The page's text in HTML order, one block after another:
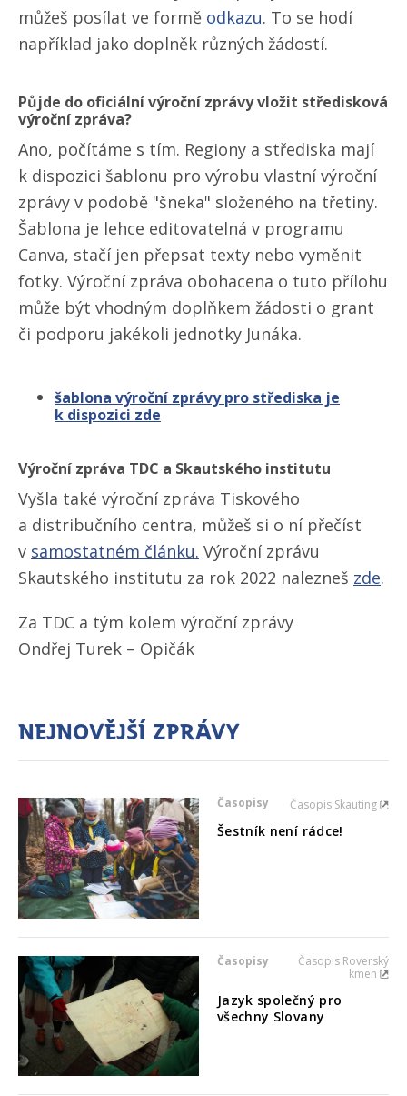
můžeš posílat ve formě odkazu. To se hodí
například jako doplněk různých žádostí.
Půjde do oficiální výroční zprávy vložit středisková
výroční zpráva?
Ano, počítáme s tím. Regiony a střediska mají
k dispozici šablonu pro výrobu vlastní výroční
zprávy v podobě "šneka" složeného na třetiny.
Šablona je lehce editovatelná v programu
Canva, stačí jen přepsat texty nebo vyměnit
fotky. Výroční zpráva obohacena o tuto přílohu
může být vhodným doplňkem žádosti o grant
či podporu jakékoli jednotky Junáka.
šablona výroční zprávy pro střediska je
k dispozici zde
Výroční zpráva TDC a Skautského institutu
Vyšla také výroční zpráva Tiskového
a distribučního centra, můžeš si o ní přečíst
v samostatném článku. Výroční zprávu
Skautského institutu za rok 2022 nalezneš zde.
Za TDC a tým kolem výroční zprávy
Ondřej Turek – Opičák
Nejnovější zprávy
Časopisy Časopis Skauting
Šestník není rádce!
Časopisy
Časopis Roverský
kmen
Jazyk společný pro
všechny Slovany